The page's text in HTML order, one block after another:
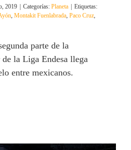
2019 Categorías: Planeta
Etiquetas:
, Montakit Fuenlabrada, Paco Cruz,
parte de la
la Liga Endesa llega
entre mexicanos.